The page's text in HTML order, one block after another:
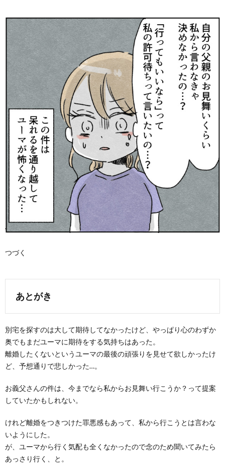
つづく
あとがき
別宅を探すのは大して期待してなかったけど、やっぱり心のわずか
奥でもまだユーマに期待をする気持ちはあった。
離婚したくないというユーマの最後の頑張りを見せて欲しかったけ
ど、予想通りで悲しかった…。
お義父さんの件は、今までなら私からお見舞い行こうか？って提案
していたかもしれない。
けれど離婚をつきつけた罪悪感もあって、私から行こうとは言わな
いようにした。
が、ユーマから行く気配も全くなかったので念のため聞いてみたら
あっさり行く、と。